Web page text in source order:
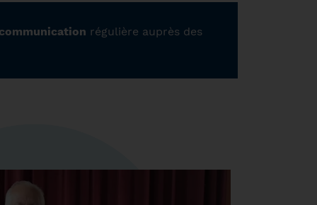
régulière auprès des